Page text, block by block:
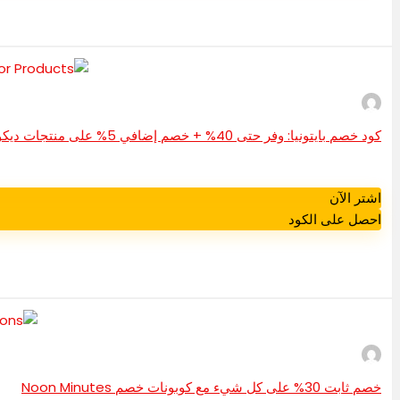
كود خصم بايتونيا: وفر حتى 40% + خصم إضافي 5% على منتجات ديكور المنزل
اشتر الآن
احصل على الكود
خصم ثابت 30% على كل شيء مع كوبونات خصم Noon Minutes